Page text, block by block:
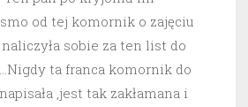
od tej komornik o zajęciu
sobie za ten list do
ta franca komornik do
,jest tak zakłamana i